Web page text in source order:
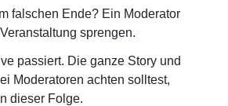
falschen Ende? Ein Moderator
sprengen.
passiert. Die ganze Story und
Moderatoren achten solltest,
dieser Folge.